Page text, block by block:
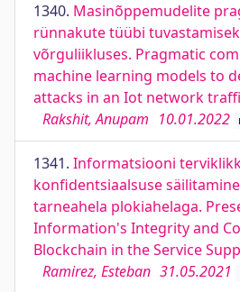
1340. Masinõppemudelite
rünnakute tüübi
võrguliikluses. Pragmatic
machine learning models to
attacks in an Iot network
Rakshit, Anupam 10.01.2022
1341. Informatsiooni
konfidentsiaalsuse
tarneahela plokiahelaga.
Information's Integrity and
Blockchain in the Service
Ramirez, Esteban 31.05.2021